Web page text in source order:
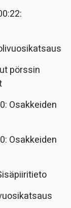
pörssin
Osakkeiden
Osakkeiden